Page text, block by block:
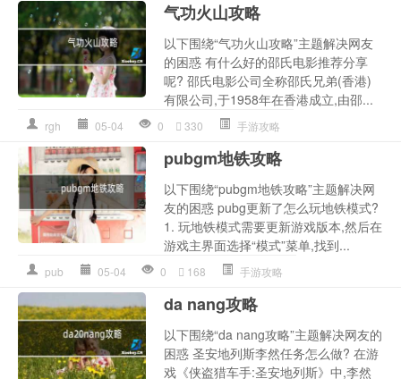
气功火山攻略
以下围绕“气功火山攻略”主题解决网友
的困惑 有什么好的邵氏电影推荐分享
呢? 邵氏电影公司全称邵氏兄弟(香港)
有限公司,于1958年在香港成立,由邵...
rgh 05-04 0 330 手游攻略
pubgm地铁攻略
以下围绕“pubgm地铁攻略”主题解决网
友的困惑 pubg更新了怎么玩地铁模式?
1. 玩地铁模式需要更新游戏版本,然后在
游戏主界面选择“模式”菜单,找到...
pub 05-04 0 168 手游攻略
da nang攻略
以下围绕“da nang攻略”主题解决网友的
困惑 圣安地列斯李然任务怎么做? 在游
戏《侠盗猎车手:圣安地列斯》中,李然